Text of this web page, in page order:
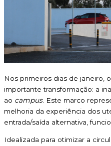
Nos primeiros dias de janeiro,
importante transformação: a
ao campus. Este marco
melhoria da experiência dos
entrada/saída alternativa,
Idealizada para otimizar a